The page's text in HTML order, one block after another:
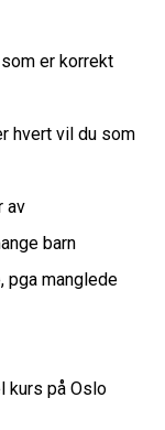
som er korrekt
hvert vil du som
av
barn
pga manglede
kurs på Oslo